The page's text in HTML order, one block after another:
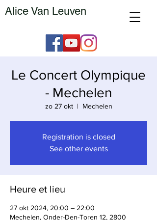
Alice Van Leuven
Le Concert Olympique
- Mechelen
zo 27 okt
  |
Mechelen
Registration is closed
See other events
Heure et lieu
27 okt 2024, 20:00 – 22:00
Mechelen, Onder-Den-Toren 12, 2800